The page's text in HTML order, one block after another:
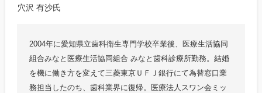
穴沢 有沙氏
2004年に愛知県立歯科衛生専門学校卒業後、医療生活協同
組合みなと医療生活協同組合 みなと歯科診療所勤務。結婚
を機に働き方を変えて三菱東京ＵＦＪ銀行にて為替窓口業
務担当したのち、歯科業界に復帰。医療法人スワン会ミッ